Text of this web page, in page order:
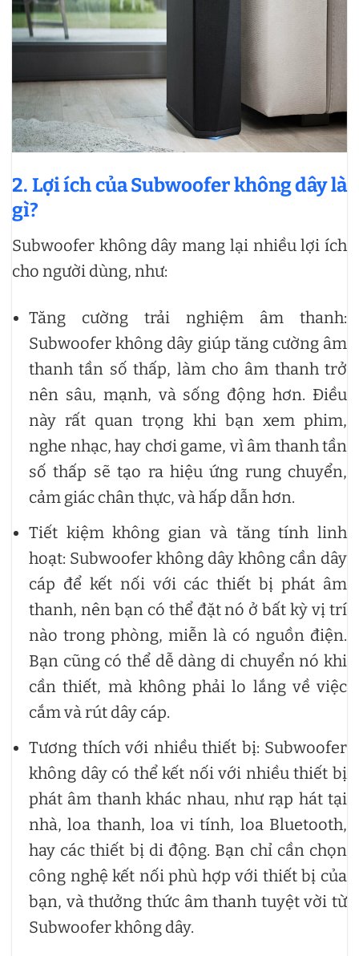
2. Lợi ích của Subwoofer không dây là
gì?
Subwoofer không dây mang lại nhiều lợi ích
cho người dùng, như:
Tăng cường trải nghiệm âm thanh:
Subwoofer không dây giúp tăng cường âm
thanh tần số thấp, làm cho âm thanh trở
nên sâu, mạnh, và sống động hơn. Điều
này rất quan trọng khi bạn xem phim,
nghe nhạc, hay chơi game, vì âm thanh tần
số thấp sẽ tạo ra hiệu ứng rung chuyển,
cảm giác chân thực, và hấp dẫn hơn.
Tiết kiệm không gian và tăng tính linh
hoạt: Subwoofer không dây không cần dây
cáp để kết nối với các thiết bị phát âm
thanh, nên bạn có thể đặt nó ở bất kỳ vị trí
nào trong phòng, miễn là có nguồn điện.
Bạn cũng có thể dễ dàng di chuyển nó khi
cần thiết, mà không phải lo lắng về việc
cắm và rút dây cáp.
Tương thích với nhiều thiết bị: Subwoofer
không dây có thể kết nối với nhiều thiết bị
phát âm thanh khác nhau, như rạp hát tại
nhà, loa thanh, loa vi tính, loa Bluetooth,
hay các thiết bị di động. Bạn chỉ cần chọn
công nghệ kết nối phù hợp với thiết bị của
bạn, và thưởng thức âm thanh tuyệt vời từ
Subwoofer không dây.